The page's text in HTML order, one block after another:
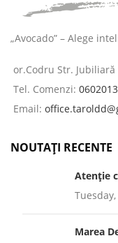
„Avocado” – Alege
or.Codru Str. Jubiliară
Tel. Comenzi:
Email:
NOUTAȚI RECENTE
Atenție
Marea